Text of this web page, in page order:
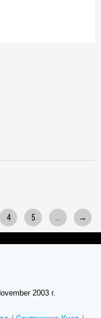
4 5 →
2003 г.